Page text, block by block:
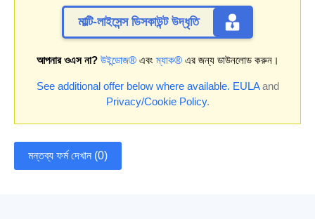
মাল্টি-লাইসেন্স ডিসকাউন্ট উদ্ধৃতি
আপনার ওএস না? উইন্ডোজ®এবংম্যাক®এর জন্য ডাউনলোড করুন।
See additional offer below where available. EULAand
Privacy/Cookie Policy.
মন্তব্য ফর্ম দেখান (0)